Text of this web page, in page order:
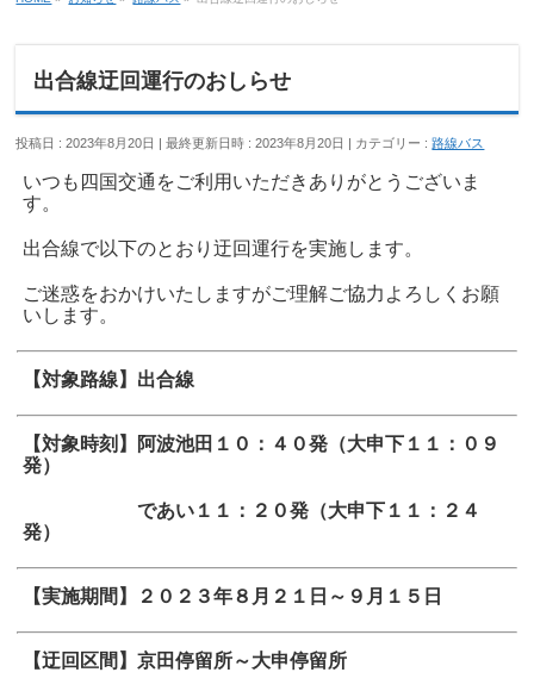
出合線迂回運行のおしらせ
投稿日 : 2023年8月20日 最終更新日時 : 2023年8月20日 カテゴリー :路線バス
いつも四国交通をご利用いただきありがとうございま
す。
出合線で以下のとおり迂回運行を実施します。
ご迷惑をおかけいたしますがご理解ご協力よろしくお願
いします。
【対象路線】出合線
【対象時刻】阿波池田１０：４０発（大申下１１：０９
発）
であい１１：２０発（大申下１１：２４
発）
【実施期間】２０２３年８月２１日～９月１５日
【迂回区間】京田停留所～大申停留所